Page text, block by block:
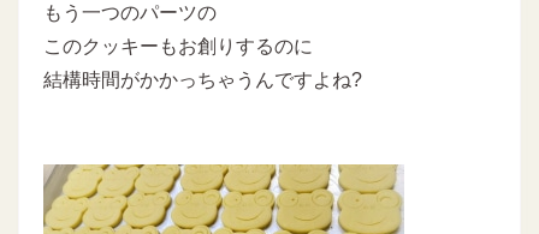
もう一つのパーツの
このクッキーもお創りするのに
結構時間がかかっちゃうんですよね?